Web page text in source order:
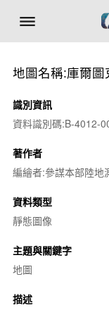
地圖名稱:庫爾圖
識別資訊
資料識別碼:B-4012-
著作者
編繪者:參謀本部陸地
資料類型
靜態圖像
主題與關鍵字
地圖
描述